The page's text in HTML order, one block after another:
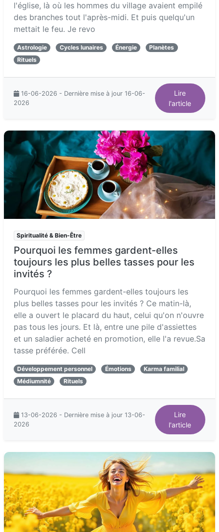
l'église, là où les hommes du village avaient empilé
des branches tout l'après-midi. Et puis quelqu'un
mettait le feu. Je revo
Astrologie Cycles lunaires Énergie
Planètes
Rituels
16-06-2026 - Dernière mise à jour 16-06-
2026
Lire
l'article
Spiritualité & Bien-Être
Pourquoi les femmes gardent-elles
toujours les plus belles tasses pour les
invités ?
Pourquoi les femmes gardent-elles toujours les
plus belles tasses pour les invités ? Ce matin-là,
elle a ouvert le placard du haut, celui qu'on n'ouvre
pas tous les jours. Et là, entre une pile d'assiettes
et un saladier acheté en promotion, elle l'a revue.Sa
tasse préférée. Cell
Développement personnel Émotions
Karma familial
Médiumnité
Rituels
13-06-2026 - Dernière mise à jour 13-06-
2026
Lire
l'article